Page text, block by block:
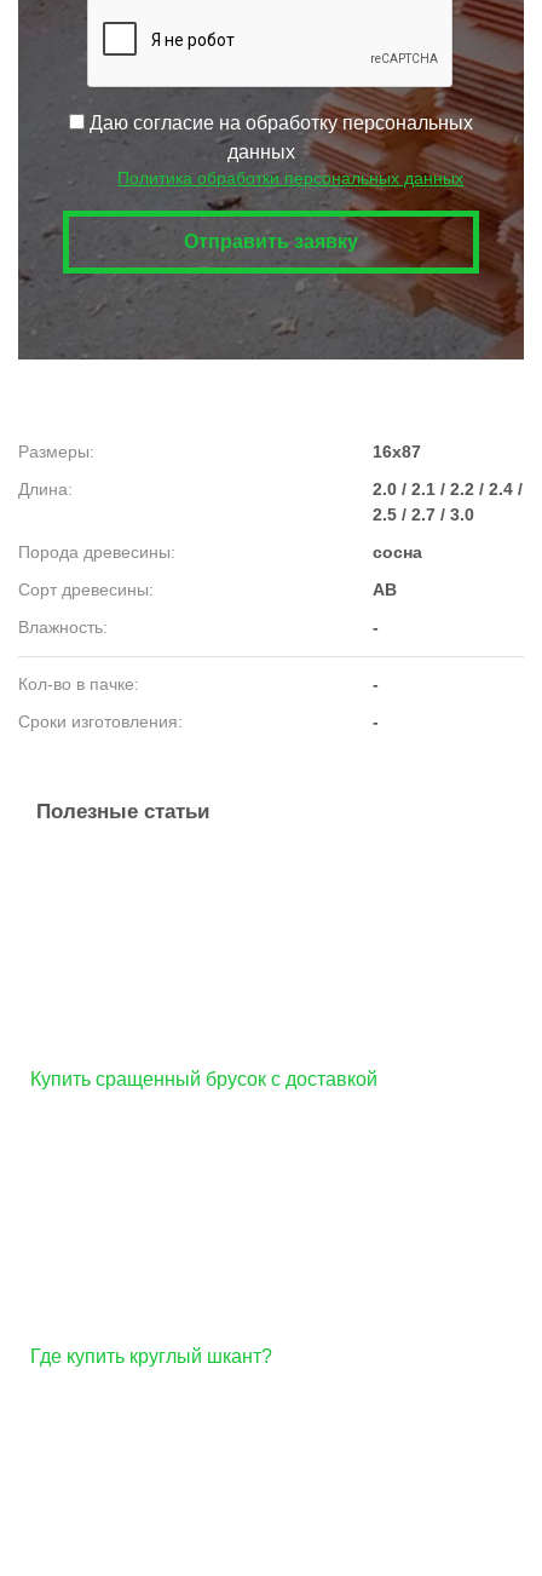
Даю согласие на обработку персональных
данных
Политика обработки персональных данных
Размеры
16x87
Длина
2.0 / 2.1 / 2.2 / 2.4 /
2.5 / 2.7 / 3.0
Порода древесины
сосна
Сорт древесины
AB
Влажность
-
Кол-во в пачке
-
Сроки изготовления
-
Полезные статьи
Купить сращенный брусок с доставкой
Где купить круглый шкант?